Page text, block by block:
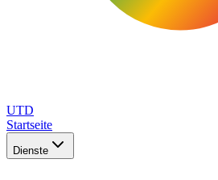
UTD
Startseite
Dienste